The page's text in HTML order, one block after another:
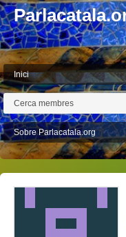
Inici
Cerca membres
Sobre Parlacatala.org